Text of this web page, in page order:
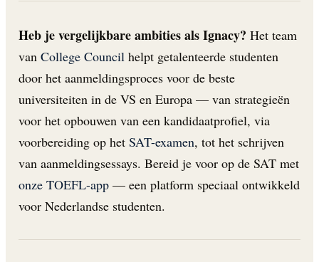
Heb je vergelijkbare ambities als Ignacy? Het team
van College Council helpt getalenteerde studenten
door het aanmeldingsproces voor de beste
universiteiten in de VS en Europa — van strategieën
voor het opbouwen van een kandidaatprofiel, via
voorbereiding op het SAT-examen, tot het schrijven
van aanmeldingsessays. Bereid je voor op de SAT met
onze TOEFL-app — een platform speciaal ontwikkeld
voor Nederlandse studenten.